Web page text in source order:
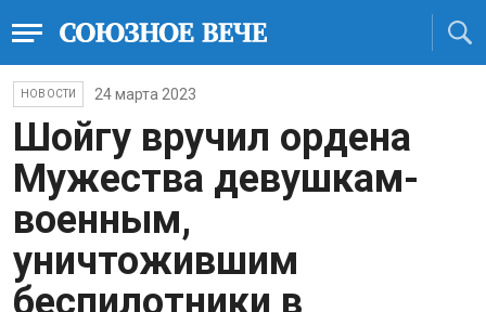
НОВОСТИ 24 марта 2023
Шойгу вручил ордена
Мужества девушкам-
военным,
уничтожившим
беспилотники в